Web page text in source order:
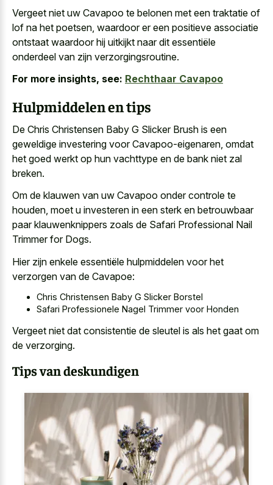
Vergeet niet uw Cavapoo te belonen met een traktatie of
lof na het poetsen, waardoor er een positieve associatie
ontstaat waardoor hij uitkijkt naar dit essentiële
onderdeel van zijn verzorgingsroutine.
For more insights, see: Rechthaar Cavapoo
Hulpmiddelen en tips
De Chris Christensen Baby G Slicker Brush is een
geweldige investering voor Cavapoo-eigenaren, omdat
het goed werkt op hun vachttype en de bank niet zal
breken.
Om de klauwen van uw Cavapoo onder controle te
houden, moet u investeren in een sterk en betrouwbaar
paar klauwenknippers zoals de Safari Professional Nail
Trimmer for Dogs.
Hier zijn enkele essentiële hulpmiddelen voor het
verzorgen van de Cavapoe:
Chris Christensen Baby G Slicker Borstel
Safari Professionele Nagel Trimmer voor Honden
Vergeet niet dat consistentie de sleutel is als het gaat om
de verzorging.
Tips van deskundigen